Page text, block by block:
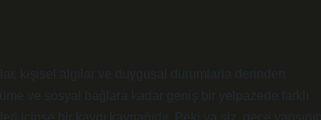
kişisel algılar ve duygusal durumlarla derinden
ve sosyal bağlara kadar geniş bir yelpazede farklı
bir kaygı kaynağıdır. Peki ya siz, gece yarısının